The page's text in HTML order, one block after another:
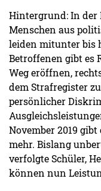
Hintergrund: In der
Menschen aus
leiden mitunter bis
Betroffenen gibt es
Weg eröffnen,
dem Strafregister
persönlicher
November 2019
mehr. Bislang
verfolgte Schüler,
können nun